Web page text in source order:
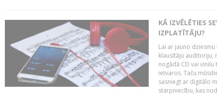
KĀ IZVĒLĒTIES
IZPLATĪTĀJU?
Lai ar jauno
klausītāju auditoriju,
nogādā CD vai
ietvaros. Taču
sasniegt ar digitālo
starpniecību, kas